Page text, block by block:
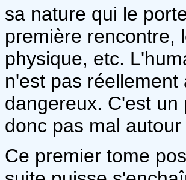
sa nature qui le
première rencontre,
physique, etc.
n'est pas
dangereux. C'est
donc pas mal
Ce premier tome